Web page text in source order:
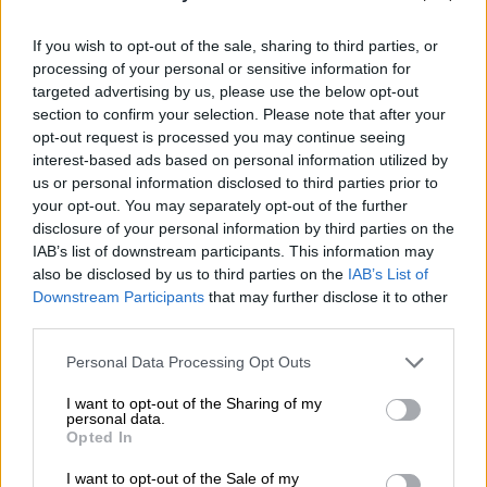
If you wish to opt-out of the sale, sharing to third parties, or
processing of your personal or sensitive information for
targeted advertising by us, please use the below opt-out
section to confirm your selection. Please note that after your
opt-out request is processed you may continue seeing
interest-based ads based on personal information utilized by
us or personal information disclosed to third parties prior to
your opt-out. You may separately opt-out of the further
disclosure of your personal information by third parties on the
IAB’s list of downstream participants. This information may
also be disclosed by us to third parties on the IAB’s List of
Downstream Participants that may further disclose it to other
Please note that this website/app uses one or more Google
not limited to your visit or usage behaviour. You may click to
grant or deny consent to Google and its third-party tags to
use your data for below specified purposes in below Google
consent section.
Personal Data Processing Opt Outs
I want to opt-out of the Sharing of my
personal data.
Opted In
I want to opt-out of the Sale of my
του αμερικανού αξιωματικού: Έχετε να πείτε
κάτι; Και ακούγεται τρεμάμενη η φωνή του
Ρίμπεντροπ: «Ο Θεός να σώσει τη Γερμανία.
Εύχομαι η Γερμανία να ενωθεί και πάλι και
Ανατολή και Δύση να συνεννοηθούν για την
ειρήνη του κόσμου»…